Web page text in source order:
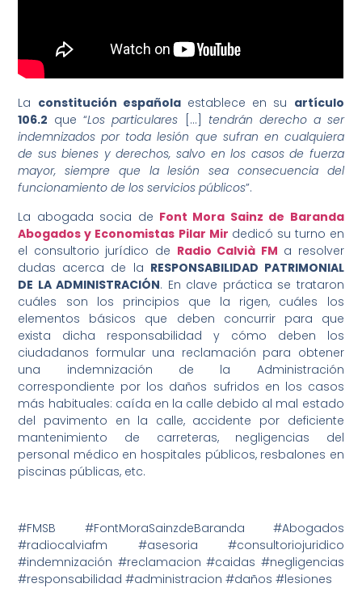
La constitución españolaestablece en su artículo
106.2 que “Los particulares […] tendrán derecho a ser
indemnizados por toda lesión que sufran en cualquiera
de sus bienes y derechos, salvo en los casos de fuerza
mayor, siempre que la lesión sea consecuencia del
funcionamiento de los servicios públicos”.
La abogada socia de Font Mora Sainz de Baranda
Abogados y Economistas Pilar Mir dedicó su turno en
el consultorio jurídico de Radio Calvià FM a resolver
dudas acerca de la RESPONSABILIDAD PATRIMONIAL
DE LA ADMINISTRACIÓN. En clave práctica se trataron
cuáles son los principios que la rigen, cuáles los
elementos básicos que deben concurrir para que
exista dicha responsabilidad y cómo deben los
ciudadanos formular una reclamación para obtener
una indemnización de la Administración
correspondiente por los daños sufridos en los casos
más habituales: caída en la calle debido al mal estado
del pavimento en la calle, accidente por deficiente
mantenimiento de carreteras, negligencias del
personal médico en hospitales públicos, resbalones en
piscinas públicas, etc.
#FMSB #FontMoraSainzdeBaranda #Abogados
#radiocalviafm #asesoria #consultoriojuridico
#indemnización #reclamacion #caidas #negligencias
#responsabilidad #administracion #daños #lesiones